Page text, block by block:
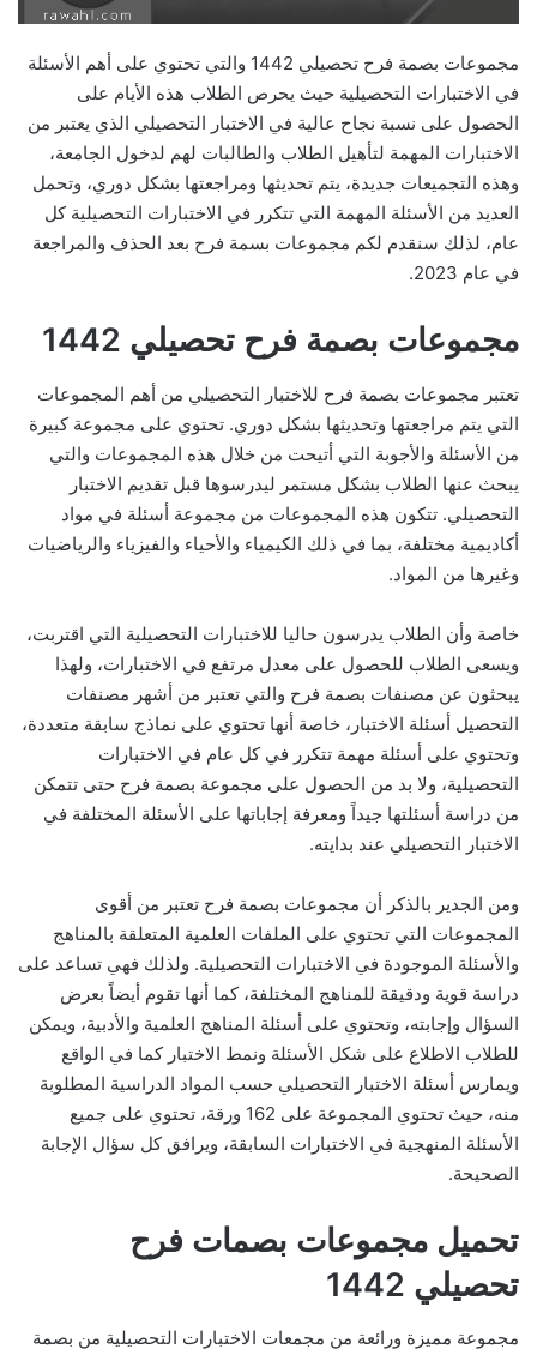
مجموعات بصمة فرح تحصيلي 1442 والتي تحتوي على أهم الأسئلة
في الاختبارات التحصيلية حيث يحرص الطلاب هذه الأيام على
الحصول على نسبة نجاح عالية في الاختبار التحصيلي الذي يعتبر من
الاختبارات المهمة لتأهيل الطلاب والطالبات لهم لدخول الجامعة،
وهذه التجميعات جديدة، يتم تحديثها ومراجعتها بشكل دوري، وتحمل
العديد من الأسئلة المهمة التي تتكرر في الاختبارات التحصيلية كل
عام، لذلك سنقدم لكم مجموعات بسمة فرح بعد الحذف والمراجعة
في عام 2023.
مجموعات بصمة فرح تحصيلي 1442
تعتبر مجموعات بصمة فرح للاختبار التحصيلي من أهم المجموعات
التي يتم مراجعتها وتحديثها بشكل دوري. تحتوي على مجموعة كبيرة
من الأسئلة والأجوبة التي أتيحت من خلال هذه المجموعات والتي
يبحث عنها الطلاب بشكل مستمر ليدرسوها قبل تقديم الاختبار
التحصيلي. تتكون هذه المجموعات من مجموعة أسئلة في مواد
أكاديمية مختلفة، بما في ذلك الكيمياء والأحياء والفيزياء والرياضيات
وغيرها من المواد.
خاصة وأن الطلاب يدرسون حاليا للاختبارات التحصيلية التي اقتربت،
ويسعى الطلاب للحصول على معدل مرتفع في الاختبارات، ولهذا
يبحثون عن مصنفات بصمة فرح والتي تعتبر من أشهر مصنفات
التحصيل أسئلة الاختبار، خاصة أنها تحتوي على نماذج سابقة متعددة،
وتحتوي على أسئلة مهمة تتكرر في كل عام في الاختبارات
التحصيلية، ولا بد من الحصول على مجموعة بصمة فرح حتى تتمكن
من دراسة أسئلتها جيداً ومعرفة إجاباتها على الأسئلة المختلفة في
الاختبار التحصيلي عند بدايته.
ومن الجدير بالذكر أن مجموعات بصمة فرح تعتبر من أقوى
المجموعات التي تحتوي على الملفات العلمية المتعلقة بالمناهج
والأسئلة الموجودة في الاختبارات التحصيلية. ولذلك فهي تساعد على
دراسة قوية ودقيقة للمناهج المختلفة، كما أنها تقوم أيضاً بعرض
السؤال وإجابته، وتحتوي على أسئلة المناهج العلمية والأدبية، ويمكن
للطلاب الاطلاع على شكل الأسئلة ونمط الاختبار كما في الواقع
ويمارس أسئلة الاختبار التحصيلي حسب المواد الدراسية المطلوبة
منه، حيث تحتوي المجموعة على 162 ورقة، تحتوي على جميع
الأسئلة المنهجية في الاختبارات السابقة، ويرافق كل سؤال الإجابة
الصحيحة.
تحميل مجموعات بصمات فرح
تحصيلي 1442
مجموعة مميزة ورائعة من مجمعات الاختبارات التحصيلية من بصمة